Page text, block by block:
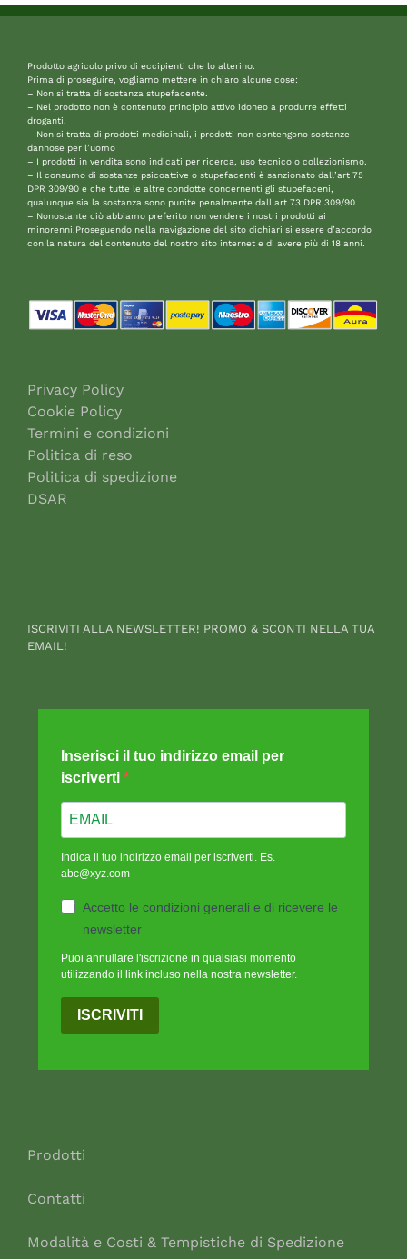
Prodotto agricolo privo di eccipienti che lo alterino.
Prima di proseguire, vogliamo mettere in chiaro alcune cose:
– Non si tratta di sostanza stupefacente.
– Nel prodotto non è contenuto principio attivo idoneo a produrre effetti
droganti.
– Non si tratta di prodotti medicinali, i prodotti non contengono sostanze
dannose per l’uomo
– I prodotti in vendita sono indicati per ricerca, uso tecnico o collezionismo.
– Il consumo di sostanze psicoattive o stupefacenti è sanzionato dall’art 75
DPR 309/90 e che tutte le altre condotte concernenti gli stupefaceni,
qualunque sia la sostanza sono punite penalmente dall art 73 DPR 309/90
– Nonostante ciò abbiamo preferito non vendere i nostri prodotti ai
minorenni.Proseguendo nella navigazione del sito dichiari si essere d’accordo
con la natura del contenuto del nostro sito internet e di avere più di 18 anni.
Privacy Policy
Cookie Policy
Termini e condizioni
Politica di reso
Politica di spedizione
DSAR
ISCRIVITI ALLA NEWSLETTER! PROMO & SCONTI NELLA TUA
EMAIL!
Inserisci il tuo indirizzo email per
iscriverti
Indica il tuo indirizzo email per iscriverti. Es.
abc@xyz.com
Accetto le condizioni generali e di ricevere le
newsletter
Puoi annullare l'iscrizione in qualsiasi momento
utilizzando il link incluso nella nostra newsletter.
ISCRIVITI
Prodotti
Contatti
Modalità e Costi & Tempistiche di Spedizione